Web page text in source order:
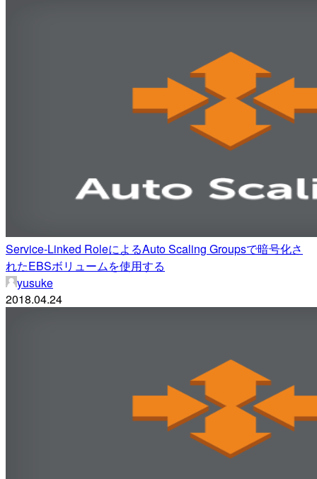
Service-Linked RoleによるAuto Scaling Groupsで暗号化さ
れたEBSボリュームを使用する
yusuke
2018.04.24